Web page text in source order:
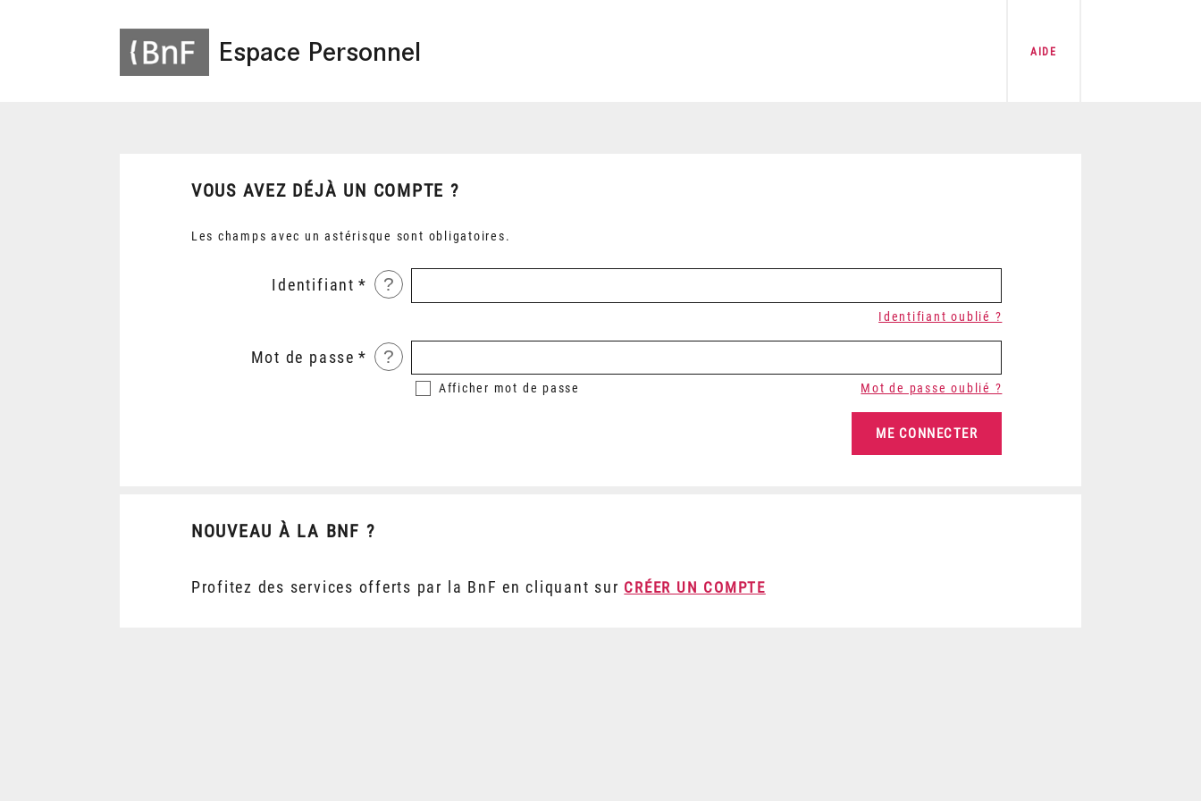
Espace Personnel AIDE
VOUS AVEZ DÉJÀ UN COMPTE ?
Les champs avec un astérisque sont obligatoires.
Identifiant ?
Identifiant oublié ?
Mot de passe ?
Afficher mot de passe Mot de passe oublié ?
NOUVEAU À LA BNF ?
Profitez des services offerts par la BnF en cliquant sur CRÉER UN COMPTE